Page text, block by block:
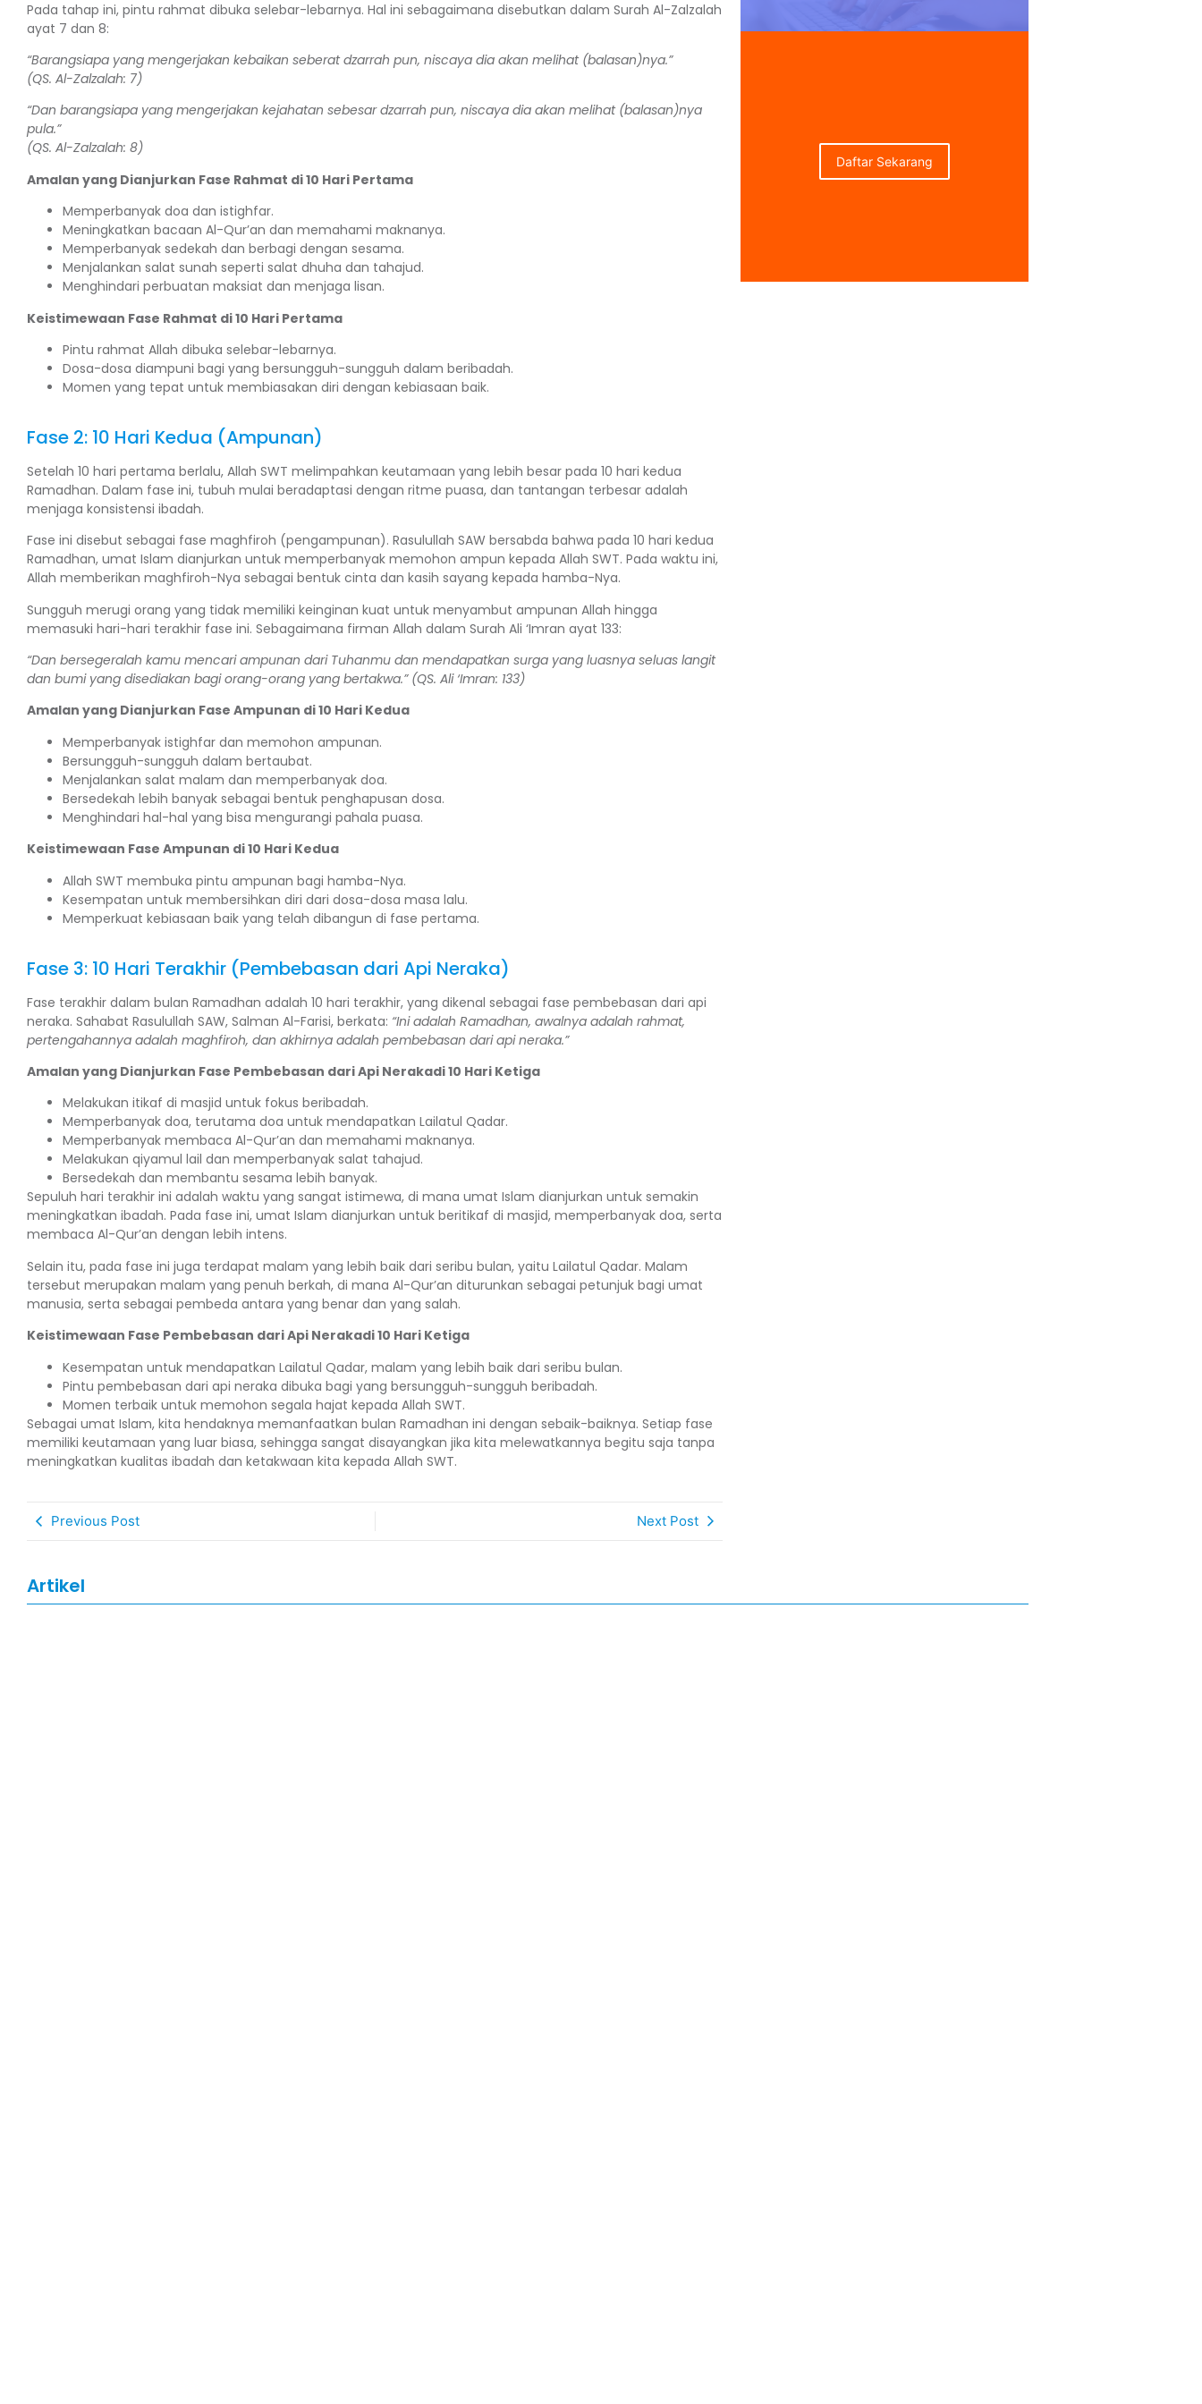
Pada tahap ini, pintu rahmat dibuka selebar-lebarnya. Hal ini sebagaimana disebutkan dalam Surah Al-Zalzalah
ayat 7 dan 8:
“Barangsiapa yang mengerjakan kebaikan seberat dzarrah pun, niscaya dia akan melihat (balasan)nya.”
(QS. Al-Zalzalah: 7)
“Dan barangsiapa yang mengerjakan kejahatan sebesar dzarrah pun, niscaya dia akan melihat (balasan)nya
pula.”
(QS. Al-Zalzalah: 8)
Amalan yang Dianjurkan Fase Rahmat di 10 Hari Pertama
Memperbanyak doa dan istighfar.
Meningkatkan bacaan Al-Qur’an dan memahami maknanya.
Memperbanyak sedekah dan berbagi dengan sesama.
Menjalankan salat sunah seperti salat dhuha dan tahajud.
Menghindari perbuatan maksiat dan menjaga lisan.
Keistimewaan Fase Rahmat di 10 Hari Pertama
Pintu rahmat Allah dibuka selebar-lebarnya.
Dosa-dosa diampuni bagi yang bersungguh-sungguh dalam beribadah.
Momen yang tepat untuk membiasakan diri dengan kebiasaan baik.
Fase 2: 10 Hari Kedua (Ampunan)
Setelah 10 hari pertama berlalu, Allah SWT melimpahkan keutamaan yang lebih besar pada 10 hari kedua
Ramadhan. Dalam fase ini, tubuh mulai beradaptasi dengan ritme puasa, dan tantangan terbesar adalah
menjaga konsistensi ibadah.
Fase ini disebut sebagai fase maghfiroh (pengampunan). Rasulullah SAW bersabda bahwa pada 10 hari kedua
Ramadhan, umat Islam dianjurkan untuk memperbanyak memohon ampun kepada Allah SWT. Pada waktu ini,
Allah memberikan maghfiroh-Nya sebagai bentuk cinta dan kasih sayang kepada hamba-Nya.
Sungguh merugi orang yang tidak memiliki keinginan kuat untuk menyambut ampunan Allah hingga
memasuki hari-hari terakhir fase ini. Sebagaimana firman Allah dalam Surah Ali ‘Imran ayat 133:
“Dan bersegeralah kamu mencari ampunan dari Tuhanmu dan mendapatkan surga yang luasnya seluas langit
dan bumi yang disediakan bagi orang-orang yang bertakwa.” (QS. Ali ‘Imran: 133)
Amalan yang Dianjurkan Fase Ampunan di 10 Hari Kedua
Memperbanyak istighfar dan memohon ampunan.
Bersungguh-sungguh dalam bertaubat.
Menjalankan salat malam dan memperbanyak doa.
Bersedekah lebih banyak sebagai bentuk penghapusan dosa.
Menghindari hal-hal yang bisa mengurangi pahala puasa.
Keistimewaan Fase Ampunan di 10 Hari Kedua
Allah SWT membuka pintu ampunan bagi hamba-Nya.
Kesempatan untuk membersihkan diri dari dosa-dosa masa lalu.
Memperkuat kebiasaan baik yang telah dibangun di fase pertama.
Fase 3: 10 Hari Terakhir (Pembebasan dari Api Neraka)
Fase terakhir dalam bulan Ramadhan adalah 10 hari terakhir, yang dikenal sebagai fase pembebasan dari api
neraka. Sahabat Rasulullah SAW, Salman Al-Farisi, berkata: “Ini adalah Ramadhan, awalnya adalah rahmat,
pertengahannya adalah maghfiroh, dan akhirnya adalah pembebasan dari api neraka.”
Amalan yang Dianjurkan Fase Pembebasan dari Api Nerakadi 10 Hari Ketiga
Melakukan itikaf di masjid untuk fokus beribadah.
Memperbanyak doa, terutama doa untuk mendapatkan Lailatul Qadar.
Memperbanyak membaca Al-Qur’an dan memahami maknanya.
Melakukan qiyamul lail dan memperbanyak salat tahajud.
Bersedekah dan membantu sesama lebih banyak.
Sepuluh hari terakhir ini adalah waktu yang sangat istimewa, di mana umat Islam dianjurkan untuk semakin
meningkatkan ibadah. Pada fase ini, umat Islam dianjurkan untuk beritikaf di masjid, memperbanyak doa, serta
membaca Al-Qur’an dengan lebih intens.
Selain itu, pada fase ini juga terdapat malam yang lebih baik dari seribu bulan, yaitu Lailatul Qadar. Malam
tersebut merupakan malam yang penuh berkah, di mana Al-Qur’an diturunkan sebagai petunjuk bagi umat
manusia, serta sebagai pembeda antara yang benar dan yang salah.
Keistimewaan Fase Pembebasan dari Api Nerakadi 10 Hari Ketiga
Kesempatan untuk mendapatkan Lailatul Qadar, malam yang lebih baik dari seribu bulan.
Pintu pembebasan dari api neraka dibuka bagi yang bersungguh-sungguh beribadah.
Momen terbaik untuk memohon segala hajat kepada Allah SWT.
Sebagai umat Islam, kita hendaknya memanfaatkan bulan Ramadhan ini dengan sebaik-baiknya. Setiap fase
memiliki keutamaan yang luar biasa, sehingga sangat disayangkan jika kita melewatkannya begitu saja tanpa
meningkatkan kualitas ibadah dan ketakwaan kita kepada Allah SWT.
Previous Post Next Post
Daftar Sekarang
Artikel